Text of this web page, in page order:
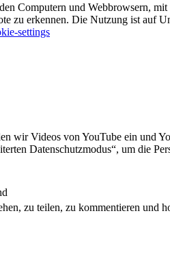
Computern und Web­brow­sern,
zu erkennen. Die Nut­zung ist auf
settings
wir Vi­deos von YouTube ein und
Datenschutzmodus“, um die
zu teilen, zu kommentieren und